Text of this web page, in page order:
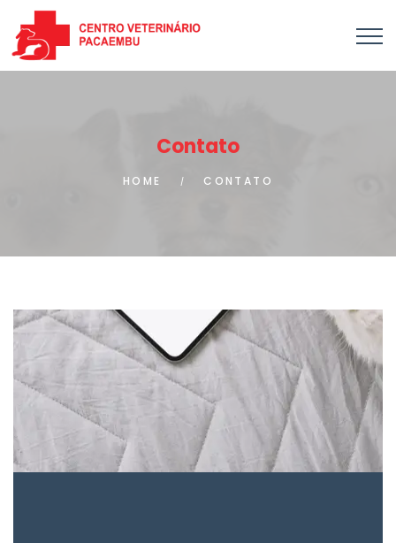
Contato
HOME CONTATO